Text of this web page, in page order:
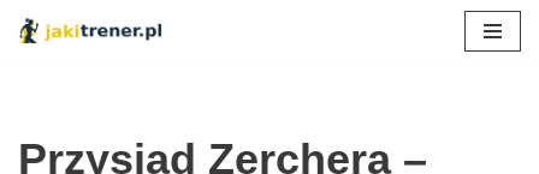
Przysiad Zerchera –